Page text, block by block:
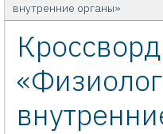
внутренние органы»
Кроссворд